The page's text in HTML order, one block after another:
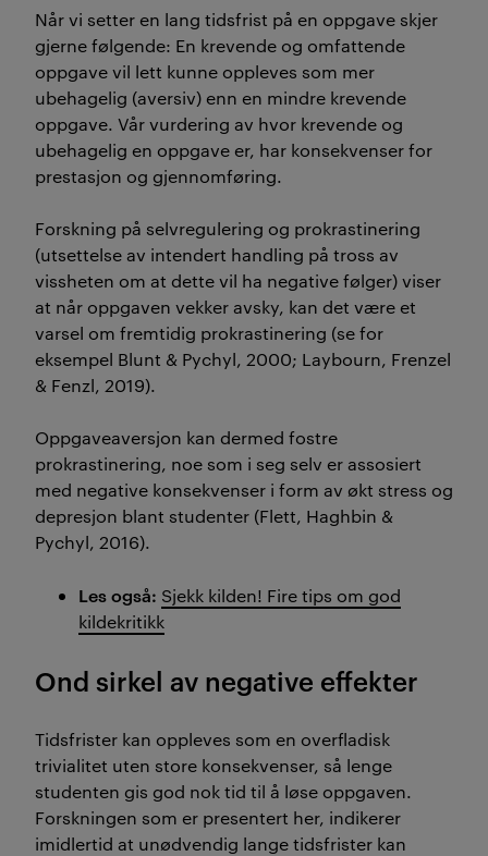
Når vi setter en lang tidsfrist på en oppgave skjer
gjerne følgende: En krevende og omfattende
oppgave vil lett kunne oppleves som mer
ubehagelig (aversiv) enn en mindre krevende
oppgave. Vår vurdering av hvor krevende og
ubehagelig en oppgave er, har konsekvenser for
prestasjon og gjennomføring.
Forskning på selvregulering og prokrastinering
(utsettelse av intendert handling på tross av
vissheten om at dette vil ha negative følger) viser
at når oppgaven vekker avsky, kan det være et
varsel om fremtidig prokrastinering (se for
eksempel Blunt & Pychyl, 2000; Laybourn, Frenzel
& Fenzl, 2019).
Oppgaveaversjon kan dermed fostre
prokrastinering, noe som i seg selv er assosiert
med negative konsekvenser i form av økt stress og
depresjon blant studenter (Flett, Haghbin &
Pychyl, 2016).
Les også: Sjekk kilden! Fire tips om god
kildekritikk
Ond sirkel av negative effekter
Tidsfrister kan oppleves som en overfladisk
trivialitet uten store konsekvenser, så lenge
studenten gis god nok tid til å løse oppgaven.
Forskningen som er presentert her, indikerer
imidlertid at unødvendig lange tidsfrister kan